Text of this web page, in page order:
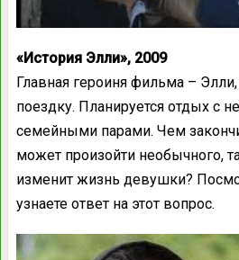
«История Элли», 2009
Главная героиня фильма – Элли,
поездку. Планируется отдых с
семейными парами. Чем
может произойти необычного,
изменит жизнь девушки?
узнаете ответ на этот вопрос.